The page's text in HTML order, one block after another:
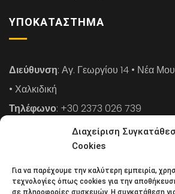
Διαχείριση
Cookies
Για να παρέχουμε την καλύτερη εμπειρία,
τεχνολογίες όπως cookies για την
σε πληροφορίες συσκευών. Η συγκατάθεση
ΥΠΟΚΑΤΆΣΤΗΜΑ
Διεύθυνση: Αγ. Γεωργίου 14 • Νέα
• Χαλκιδική
Τηλέφωνο: +30 2373 026 739
: +30 2373 026 739
: info@cpaa.gr
NEWSLETTER